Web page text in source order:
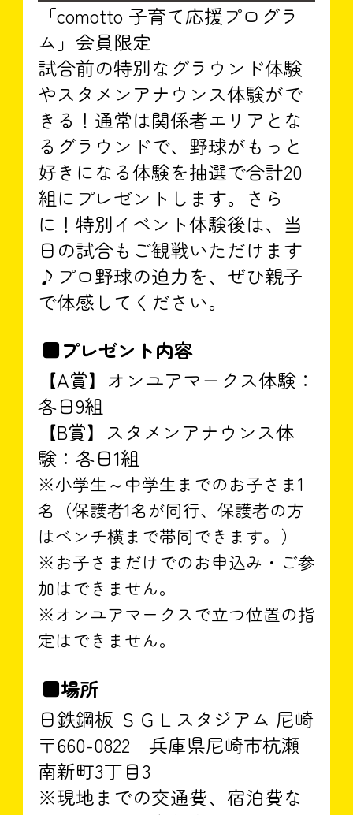
「comotto 子育て応援プログラ
ム」会員限定
試合前の特別なグラウンド体験
やスタメンアナウンス体験がで
きる！通常は関係者エリアとな
るグラウンドで、野球がもっと
好きになる体験を抽選で合計20
組にプレゼントします。さら
に！特別イベント体験後は、当
日の試合もご観戦いただけます
♪プロ野球の迫力を、ぜひ親子
で体感してください。
■プレゼント内容
【A賞】オンユアマークス体験：
各日9組
【B賞】スタメンアナウンス体
験：各日1組
※小学生～中学生までのお子さま1
名（保護者1名が同行、保護者の方
はベンチ横まで帯同できます。）
※お子さまだけでのお申込み・ご参
加はできません。
※オンユアマークスで立つ位置の指
定はできません。
■場所
日鉄鋼板 ＳＧＬスタジアム 尼崎
〒660-0822 兵庫県尼崎市杭瀬
南新町3丁目3
※現地までの交通費、宿泊費な